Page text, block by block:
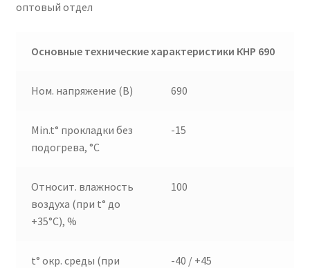
оптовый отдел
Основные технические характеристики КНР 690
Ном. напряжение (В) 690
Min.t° прокладки без
подогрева, °C
-15
Относит. влажность
воздуха (при t° до
+35°C), %
100
t° окр. среды (при
-40 / +45